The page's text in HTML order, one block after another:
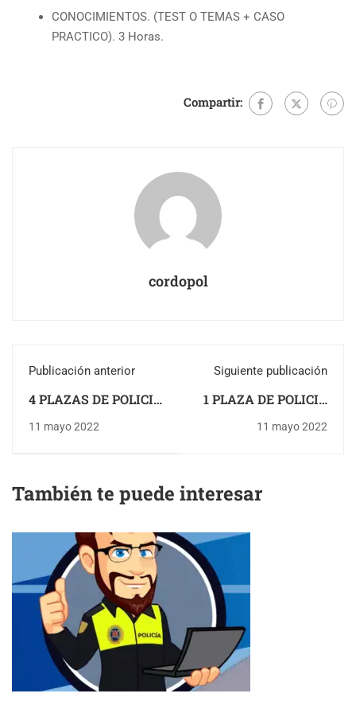
CONOCIMIENTOS. (TEST O TEMAS + CASO
PRACTICO). 3 Horas.
Compartir:
cordopol
Publicación anterior
4 PLAZAS DE POLICIA
LOCAL EN LA
11 mayo 2022
Siguiente publicación
1 PLAZA DE POLICIA
LOCAL EN POSADAS
11 mayo 2022
También te puede interesar